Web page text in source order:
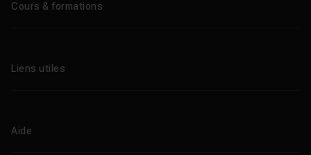
Cours & formations
Formations certifiantes
Promos
Liens utiles
Centres de formation
Aide